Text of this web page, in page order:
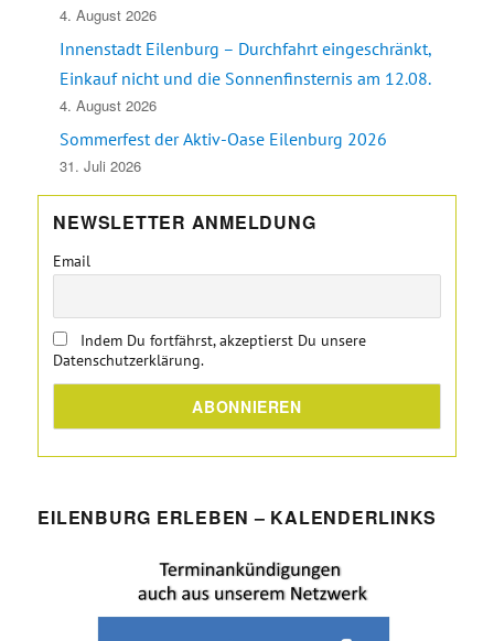
4. August 2026
Innenstadt Eilenburg – Durchfahrt eingeschränkt,
Einkauf nicht und die Sonnenfinsternis am 12.08.
4. August 2026
Sommerfest der Aktiv-Oase Eilenburg 2026
31. Juli 2026
NEWSLETTER ANMELDUNG
Email
Indem Du fortfährst, akzeptierst Du unsere
Datenschutzerklärung.
EILENBURG ERLEBEN – KALENDERLINKS